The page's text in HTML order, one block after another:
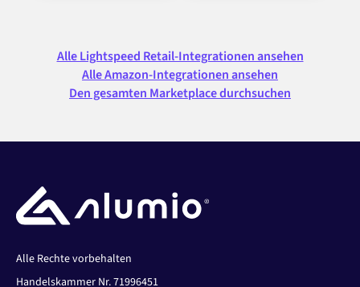
Alle Lightspeed Retail-Integrationen ansehen
Alle Amazon-Integrationen ansehen
Den gesamten Marketplace durchsuchen
Alle Rechte vorbehalten
Handelskammer Nr. 71996451